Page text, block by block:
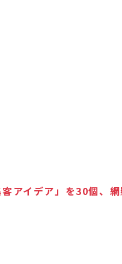
客アイデア」を30個、